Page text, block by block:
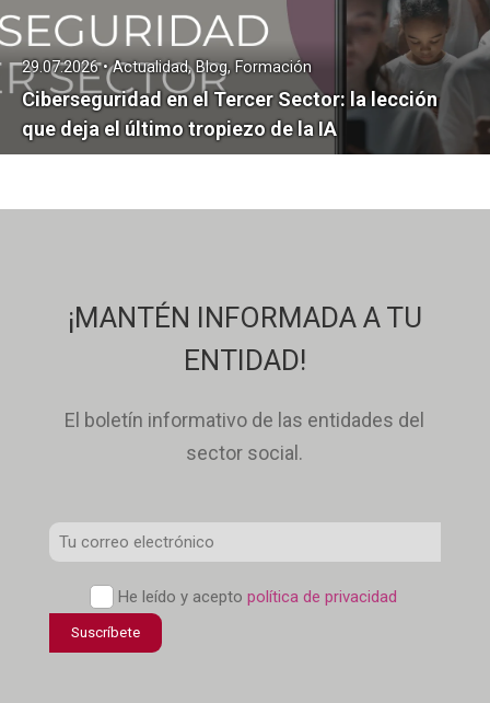
Ciberseguridad en el Tercer Sector: la lección
que deja el último tropiezo de la IA
29.07.2026 • Actualidad, Blog, Formación
¡MANTÉN INFORMADA A TU
ENTIDAD!
El boletín informativo de las entidades del
sector social.
Correo
Política
confidencialidad
He leído y aceptopolítica de privacidad
Suscríbete